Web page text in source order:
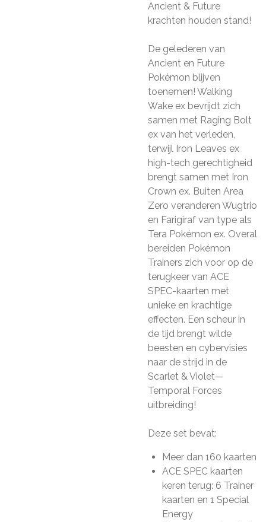
Ancient & Future
krachten houden stand!
De gelederen van
Ancient en Future
Pokémon blijven
toenemen! Walking
Wake ex bevrijdt zich
samen met Raging Bolt
ex van het verleden,
terwijl Iron Leaves ex
high-tech gerechtigheid
brengt samen met Iron
Crown ex. Buiten Area
Zero veranderen Wugtrio
en Farigiraf van type als
Tera Pokémon ex. Overal
bereiden Pokémon
Trainers zich voor op de
terugkeer van ACE
SPEC-kaarten met
unieke en krachtige
effecten. Een scheur in
de tijd brengt wilde
beesten en cybervisies
naar de strijd in de
Scarlet & Violet—
Temporal Forces
uitbreiding!
Deze set bevat:
Meer dan 160 kaarten
ACE SPEC kaarten
keren terug: 6 Trainer
kaarten en 1 Special
Energy